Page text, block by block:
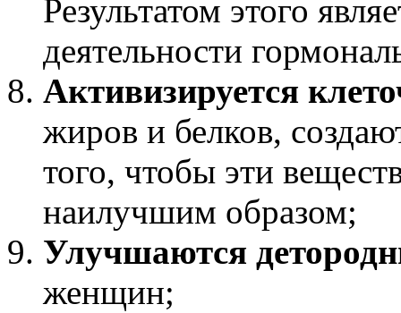
Результатом этого
деятельности
Активизируется
жиров и белков,
того, чтобы эти
наилучшим образом;
Улучшаются
женщин;